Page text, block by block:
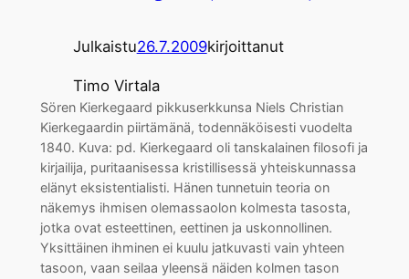
Julkaistu26.7.2009kirjoittanut
Timo Virtala
Sören Kierkegaard pikkuserkkunsa Niels Christian
Kierkegaardin piirtämänä, todennäköisesti vuodelta
1840. Kuva: pd. Kierkegaard oli tanskalainen filosofi ja
kirjailija, puritaanisessa kristillisessä yhteiskunnassa
elänyt eksistentialisti. Hänen tunnetuin teoria on
näkemys ihmisen olemassaolon kolmesta tasosta,
jotka ovat esteettinen, eettinen ja uskonnollinen.
Yksittäinen ihminen ei kuulu jatkuvasti vain yhteen
tasoon, vaan seilaa yleensä näiden kolmen tason